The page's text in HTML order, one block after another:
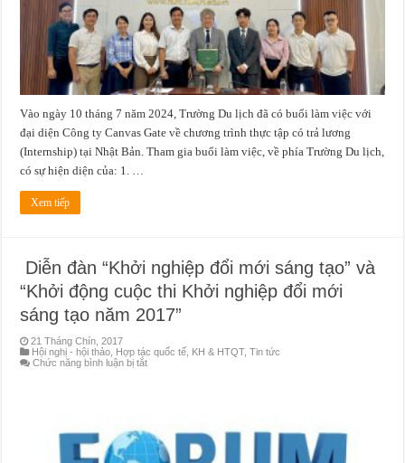
VỀ
CHƯƠNG
TRÌNH
HỖ
TRỢ
SINH
VIÊN
THỰC
TẬP
NHẬT
Vào ngày 10 tháng 7 năm 2024, Trường Du lịch đã có buổi làm việc với
đại diện Công ty Canvas Gate về chương trình thực tập có trả lương
(Internship) tại Nhật Bản. Tham gia buổi làm việc, về phía Trường Du lịch,
có sự hiện diện của: 1. …
Xem tiếp
Diễn đàn “Khởi nghiệp đổi mới sáng tạo” và
“Khởi động cuộc thi Khởi nghiệp đổi mới
sáng tạo năm 2017”
21 Tháng Chín, 2017
Hội nghị - hội thảo Hợp tác quốc tế KH & HTQT,Tin tức
Chức năng bình luận bị tắtở
sáng
tạo”